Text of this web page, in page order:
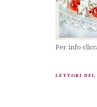
Per info
LETTORI